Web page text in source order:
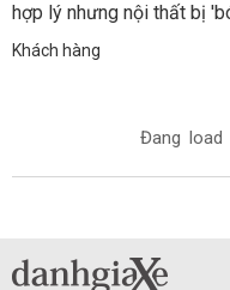
hợp lý nhưng nội thất bị
Khách hàng
Đang